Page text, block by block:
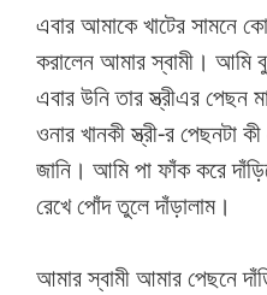
এবার আমাকে খাটের সামনে
করালেন আমার স্বামী। আমি
এবার উনি তার স্ত্রীএর পেছন
ওনার খানকী স্ত্রী-র পেছনটা
জানি। আমি পা ফাঁক করে
রেখে পোঁদ তুলে দাঁড়ালাম।
আমার স্বামী আমার পেছনে